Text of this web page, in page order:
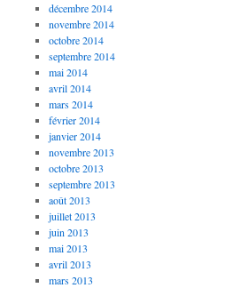
décembre 2014
novembre 2014
octobre 2014
septembre 2014
mai 2014
avril 2014
mars 2014
février 2014
janvier 2014
novembre 2013
octobre 2013
septembre 2013
août 2013
juillet 2013
juin 2013
mai 2013
avril 2013
mars 2013